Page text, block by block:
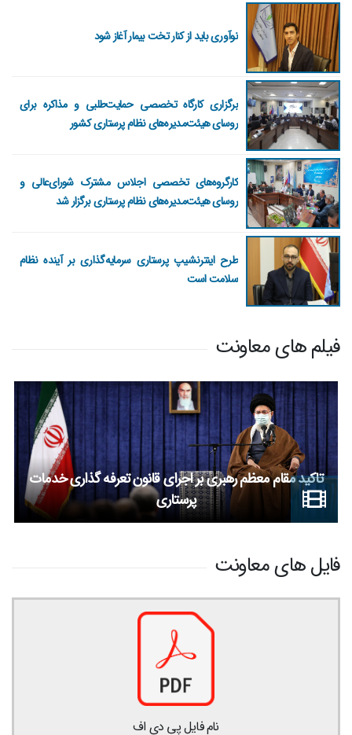
نوآوری باید از کنار تخت بیمار آغاز شود
برگزاری کارگاه تخصصی حمایت‌طلبی و مذاکره برای
روسای هیئت‌مدیره‌های نظام پرستاری کشور
کارگروه‌های تخصصی اجلاس مشترک شورای‌عالی و
روسای هیئت‌مدیره‌های نظام پرستاری برگزار شد
طرح اینترنشیپ پرستاری سرمایه‌گذاری بر آینده نظام
سلامت است
فیلم های معاونت
تاکید مقام معظم رهبری بر اجرای قانون تعرفه گذاری خدمات
پرستاری
فایل های معاونت
نام فایل پی دی اف